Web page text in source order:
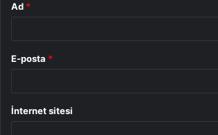
Ad *
E-posta *
İnternet sitesi